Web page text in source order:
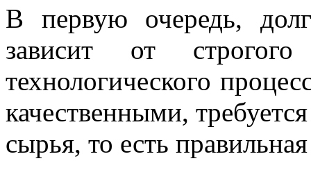
В первую очередь,
зависит от
технологического
качественными,
сырья, то есть